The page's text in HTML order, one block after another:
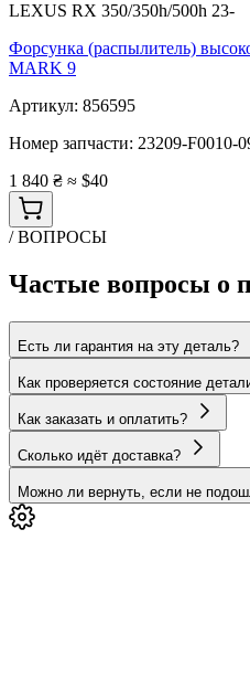
LEXUS RX 350/350h/500h 23-
Форсунка (распылитель)
MARK 9
Артикул: 856595
Номер запчасти: 23209-F0010-
1 840 ₴ ≈ $40
/ ВОПРОСЫ
Частые вопросы о
Есть ли гарантия на эту деталь?
Как проверяется состояние
Как заказать и оплатить?
Сколько идёт доставка?
Можно ли вернуть, если не